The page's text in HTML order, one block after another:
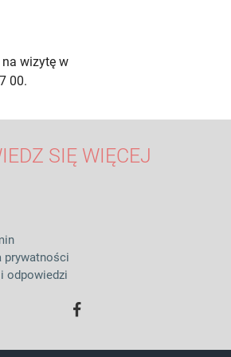
wizytę w
00.
SIĘ WIĘCEJ
prywatności
odpowiedzi